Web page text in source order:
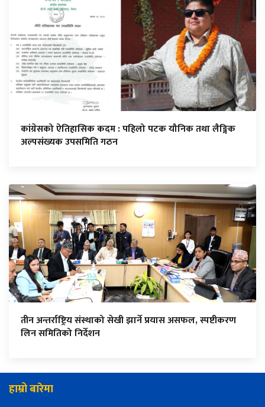
कांग्रेसको ऐतिहासिक कदम : पहिलो पटक यौनिक तथा लैङ्गिक
अल्पसंख्यक उपसमिति गठन
तीन अन्तर्राष्ट्रिय संस्थाको सेखी झार्ने प्रयास असफल, स्पष्टीकरण
लिन समितिको निर्देशन
हाम्रो बारेमा